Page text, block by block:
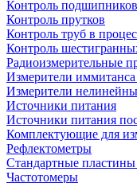
Контроль подшипников
Контроль прутков
Контроль труб в
Контроль
Радиоизмерительные
Измерители
Измерители
Источники питания
Источники питания
Комплектующие для
Рефлектометры
Стандартные
Частотомеры